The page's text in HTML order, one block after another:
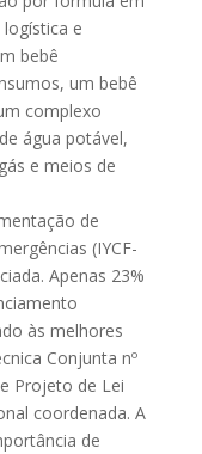
e
bebê
um bebê
complexo
água potável,
e meios de
de
(IYCF-
Apenas 23%
às melhores
Conjunta nº
Projeto de Lei
coordenada. A
de